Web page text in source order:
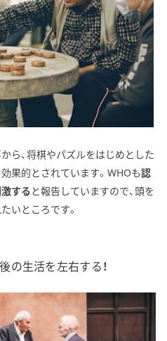
ら、将棋やパズルをはじめとした
果的とされています。WHOも認
する と報告していますので、頭を
いところです。
の生活を左右する！